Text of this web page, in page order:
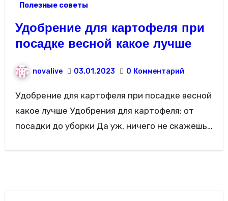
Полезные советы
Удобрение для картофеля при
посадке весной какое лучше
novalive 03.01.2023 0 Комментарий
Удобрение для картофеля при посадке весной
какое лучше Удобрения для картофеля: от
посадки до уборки Да уж, ничего не скажешь…